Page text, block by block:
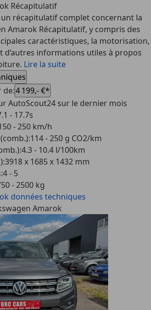
Récapitulatif
récapitulatif complet concernant la
Amarok Récapitulatif, y compris des
caractéristiques, la motorisation,
d’autres informations utiles à propos
Lire la suite
de:4 199,- €*
AutoScout24 sur le dernier mois
- 17.7s
- 250 km/h
:114 - 250 g CO2/km
:4.3 - 10.4 l/100km
:3918 x 1685 x 1432 mm
:4 - 5
- 2500 kg
données techniques
Amarok